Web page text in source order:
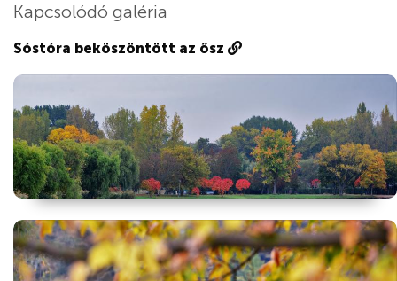
Kapcsolódó galéria
Sóstóra beköszöntött az ősz